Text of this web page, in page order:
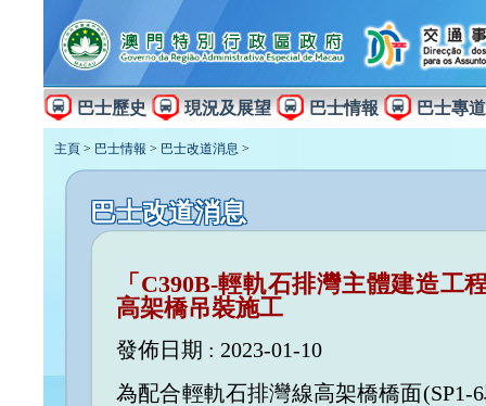
巴士歷史 現況及展望 巴士情報 巴士專道
主頁 > 巴士情報 > 巴士改道消息 >
巴士改道消息
「C390B-輕軌石排灣主體建造工
高架橋吊裝施工
發佈日期 : 2023-01-10
為配合輕軌石排灣線高架橋橋面(SP1-